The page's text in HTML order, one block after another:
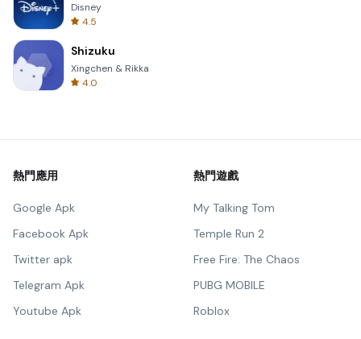
Disney
4.5
Shizuku
Xingchen & Rikka
4.0
熱門應用
Google Apk
Facebook Apk
Twitter apk
Telegram Apk
Youtube Apk
熱門遊戲
My Talking Tom
Temple Run 2
Free Fire: The Chaos
PUBG MOBILE
Roblox